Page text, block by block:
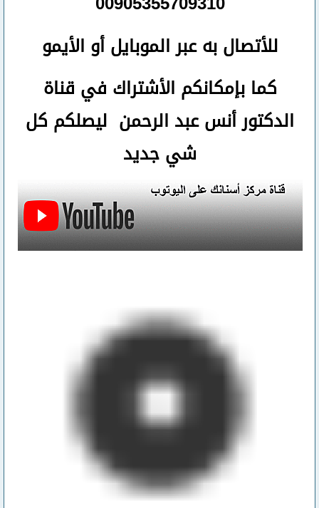
للأتصالبه عبر الموبايل أو الأيمو
كما بإمكانكم الأشتراك في قناة
الدكتور أنس عبد الرحمن ليصلكم كل
شي جديد